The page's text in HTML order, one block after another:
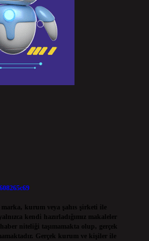
kurum veya şahıs şirketi ile
kendi hazırladığımız makaleler
niteliği taşımamakta olup, gerçek
Gerçek kurum ve kişiler ile